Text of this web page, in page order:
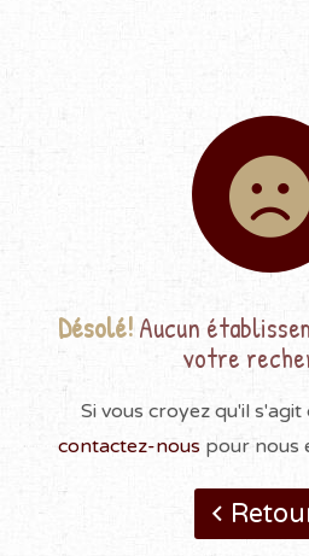
Désolé!Aucun
votre
Si vous croyez qu'il
contactez-nous pour nous